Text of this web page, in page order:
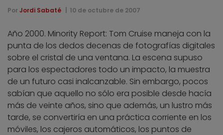
Por Jordi Sabaté 10 de octubre de 2007
Año 2000. Minority Report: Tom Cruise maneja con la
punta de los dedos decenas de fotografías digitales
sobre el cristal de una ventana. La escena supuso
para los espectadores todo un impacto, la muestra
de un futuro casi inalcanzable. Sin embargo, pocos
sabían que aquello no sólo era posible desde hacía
más de veinte años, sino que además, un lustro más
tarde, se convertiría en una práctica corriente en los
móviles, los cajeros automáticos, los puntos de